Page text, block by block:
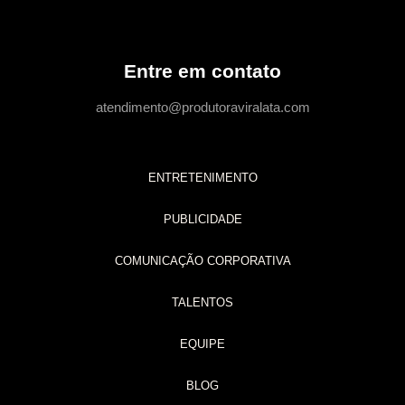
ENTRETENIMENTO
PUBLICIDADE
COMUNICAÇÃO CORPORATIVA
TALENTOS
EQUIPE
BLOG
Entre em contato
atendimento@produtoraviralata.com